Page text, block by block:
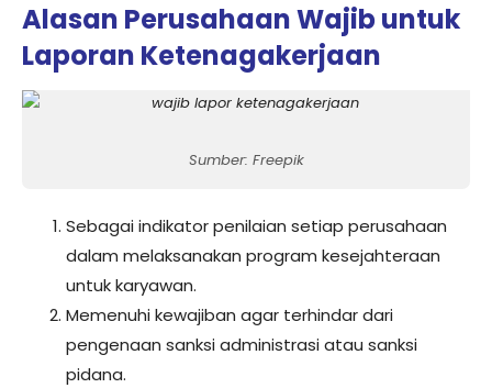
Alasan Perusahaan Wajib untuk
Laporan Ketenagakerjaan
Sumber: Freepik
Sebagai indikator penilaian setiap perusahaan
dalam melaksanakan program kesejahteraan
untuk karyawan.
Memenuhi kewajiban agar terhindar dari
pengenaan sanksi administrasi atau sanksi
pidana.